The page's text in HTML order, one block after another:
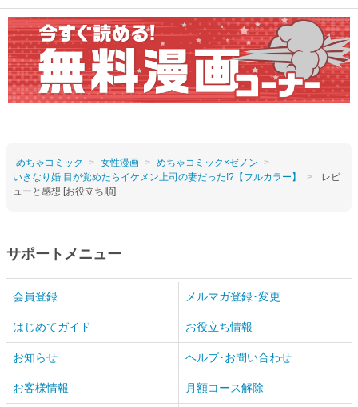
めちゃコミック 女性漫画
めちゃコミック×ゼノン
いきなり婚 目が覚めたらイケメン上司の妻だった!?【フルカラー】
レビ
ューと感想 [お役立ち順]
サポートメニュー
会員登録 メルマガ登録･変更
はじめてガイド お役立ち情報
お知らせ ヘルプ･お問い合わせ
お客様情報 月額コース解除